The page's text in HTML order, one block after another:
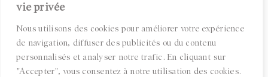
vie privée
Nous utilisons des cookies pour améliorer votre expérience
de navigation, diffuser des publicités ou du contenu
personnalisés et analyser notre trafic. En cliquant sur
"Accepter", vous consentez à notre utilisation des cookies.
Espace administrateurs
Mentions légales Politique de confidentialité
AGENCE IDAHO